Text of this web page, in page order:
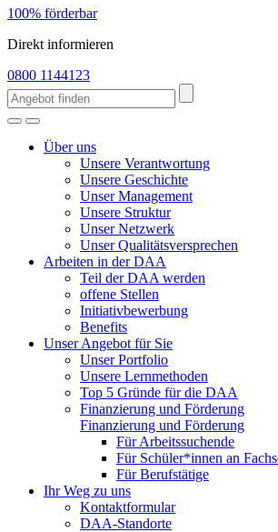
100% förderbar
Direkt informieren
0800 1144123
Über uns
Unsere Verantwortung
Unsere Geschichte
Unser Management
Unsere Struktur
Unser Netzwerk
Unser Qualitätsversprechen
Arbeiten in der DAA
Teil der DAA werden
offene Stellen
Initiativbewerbung
Benefits
Unser Angebot für Sie
Unser Portfolio
Unsere Lernmethoden
Top 5 Gründe für die DAA
Finanzierung und Förderung
Finanzierung und Förderung
Für Arbeitssuchende
Für Schüler*innen an
Für Berufstätige
Ihr Weg zu uns
Kontaktformular
DAA-Standorte